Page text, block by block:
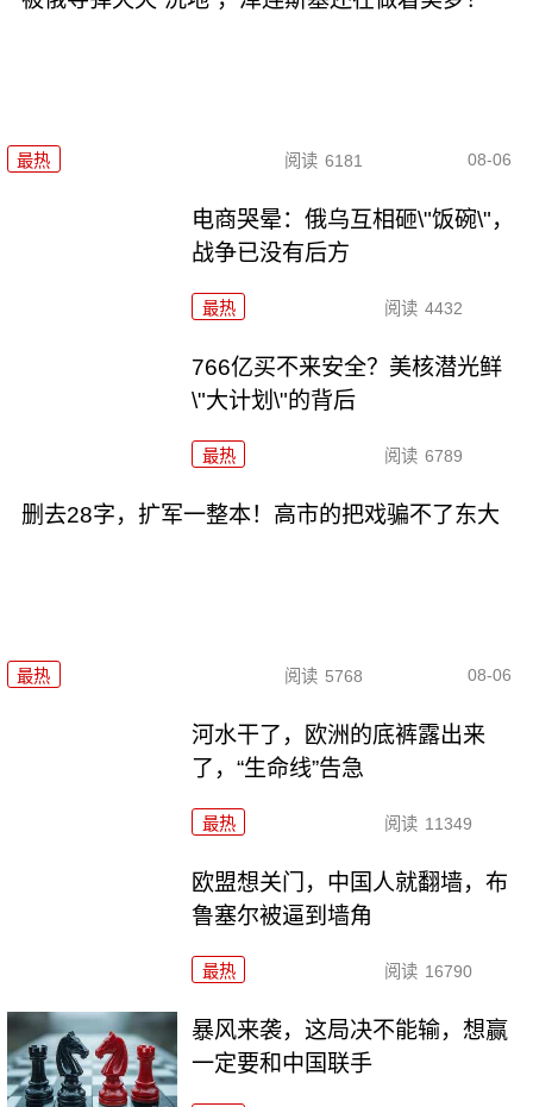
最热 阅读 6181 08-06
电商哭晕：俄乌互相砸\"饭碗\"，
战争已没有后方
最热 阅读 4432
766亿买不来安全？美核潜光鲜
\"大计划\"的背后
最热 阅读 6789
删去28字，扩军一整本！高市的把戏骗不了东大
最热 阅读 5768 08-06
河水干了，欧洲的底裤露出来
了，“生命线”告急
最热 阅读 11349
欧盟想关门，中国人就翻墙，布
鲁塞尔被逼到墙角
最热 阅读 16790
暴风来袭，这局决不能输，想赢
一定要和中国联手